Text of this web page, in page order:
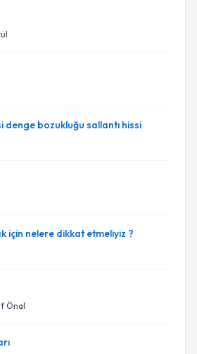
bozukluğu sallantı hissi
için nelere dikkat etmeliyiz ?
Önal